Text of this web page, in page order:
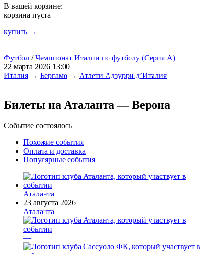
В вашей корзине:
корзина пуста
купить →
Футбол /Чемпионат Италии по футболу (Серия А)
22 марта 2026 13:00
Италия → Бергамо → Атлети Адзурри д’Италия
Билеты на Аталанта — Верона
Событие состоялось
Похожие события
Оплата и доставка
Популярные события
Аталанта
23 августа 2026
Аталанта
—